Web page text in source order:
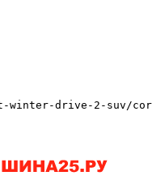
drive-2-suv/